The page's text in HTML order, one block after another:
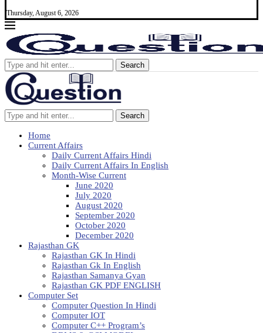
Thursday, August 6, 2026
Search
Search
Home
Current Affairs
Daily Current Affairs Hindi
Daily Current Affairs In English
Month-Wise Current
June 2020
July 2020
August 2020
September 2020
October 2020
December 2020
Rajasthan GK
Rajasthan GK In Hindi
Rajasthan Gk In English
Rajasthan Samanya Gyan
Rajasthan GK PDF ENGLISH
Computer Set
Computer Question In Hindi
Computer IOT
Computer C++ Program’s